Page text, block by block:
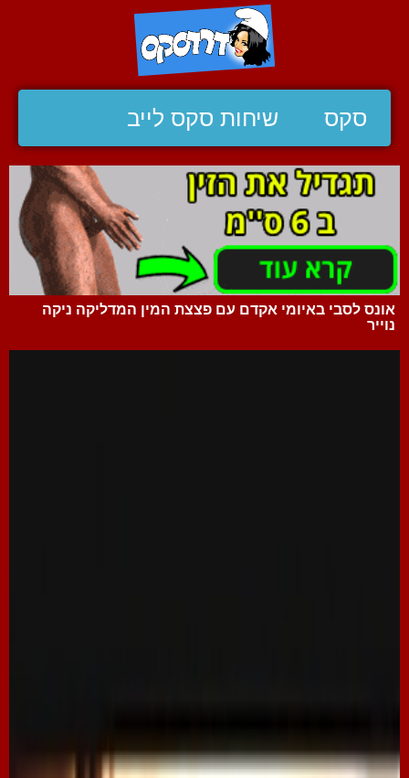
סקס שיחות סקס לייב
אונס לסבי באיומי אקדם עם פצצת המין המדליקה ניקה
נוייר